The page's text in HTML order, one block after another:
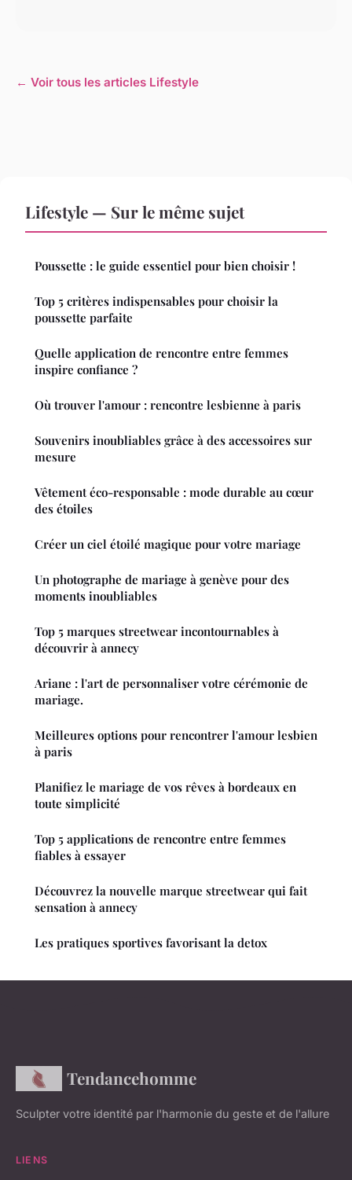
← Voir tous les articles Lifestyle
Lifestyle — Sur le même sujet
Poussette : le guide essentiel pour bien choisir !
Top 5 critères indispensables pour choisir la
poussette parfaite
Quelle application de rencontre entre femmes
inspire confiance ?
Où trouver l'amour : rencontre lesbienne à paris
Souvenirs inoubliables grâce à des accessoires sur
mesure
Vêtement éco-responsable : mode durable au cœur
des étoiles
Créer un ciel étoilé magique pour votre mariage
Un photographe de mariage à genève pour des
moments inoubliables
Top 5 marques streetwear incontournables à
découvrir à annecy
Ariane : l'art de personnaliser votre cérémonie de
mariage.
Meilleures options pour rencontrer l'amour lesbien
à paris
Planifiez le mariage de vos rêves à bordeaux en
toute simplicité
Top 5 applications de rencontre entre femmes
fiables à essayer
Découvrez la nouvelle marque streetwear qui fait
sensation à annecy
Les pratiques sportives favorisant la detox
Tendancehomme
Sculpter votre identité par l'harmonie du geste et de l'allure
LIENS